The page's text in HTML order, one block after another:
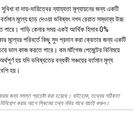
বা দায়-দায়িত্বের ন্যায্যতা মূল্যায়নের জন্য একটি
মূল্যে ছাড় দেওয়া ভবিষ্যৎ নগদ রেয়াত সম্ভাব্য উচ্চ
পারে। গাড়ি কেনার সময় একই আর্থিক হিসাব 0%
মূল্যের পরিবর্তে কিছু সুদ প্রদান করা ক্রেতার জন্য একটি
ভাল কাজ করতে পারে। কম মর্টগেজ পেমেন্টের বিনিময়ে
হয় যদি ভবিষ্যতের বন্ধকী সঞ্চয়ের বর্তমান মূল্য
হয়।
জন্য সমস্ত প্রচেষ্টা করা হয়েছে। যাইহোক, তথ্যের সঠিকতা
বিনিয়োগ করার আগে স্কিমের তথ্য নথির সাথে যাচাই করুন।